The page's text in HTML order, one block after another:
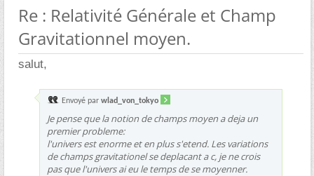
Re : Relativité Générale et Champ
Gravitationnel moyen.
salut,
Envoyé par wlad_von_tokyo
Je pense que la notion de champs moyen a deja un
premier probleme:
l'univers est enorme et en plus s'etend. Les variations
de champs gravitationel se deplacant a c, je ne crois
pas que l'univers ai eu le temps de se moyenner.